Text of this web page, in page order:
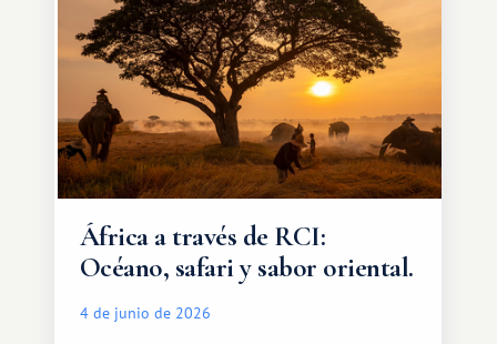
cálido y memorable.
África a través de RCI:
Océano, safari y sabor oriental.
4 de junio de 2026